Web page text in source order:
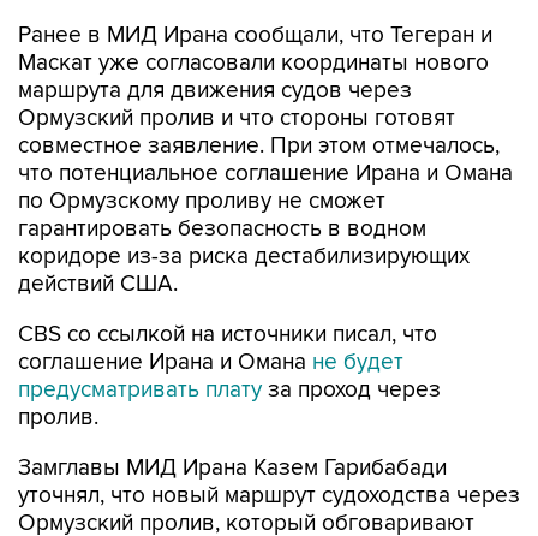
Ранее в МИД Ирана сообщали, что Тегеран и
Маскат уже согласовали координаты нового
маршрута для движения судов через
Ормузский пролив и что стороны готовят
совместное заявление. При этом отмечалось,
что потенциальное соглашение Ирана и Омана
по Ормузскому проливу не сможет
гарантировать безопасность в водном
коридоре из-за риска дестабилизирующих
действий США.
CBS со ссылкой на источники писал, что
соглашение Ирана и Омана не будет
предусматривать плату за проход через
пролив.
Замглавы МИД Ирана Казем Гарибабади
уточнял, что новый маршрут судоходства через
Ормузский пролив, который обговаривают